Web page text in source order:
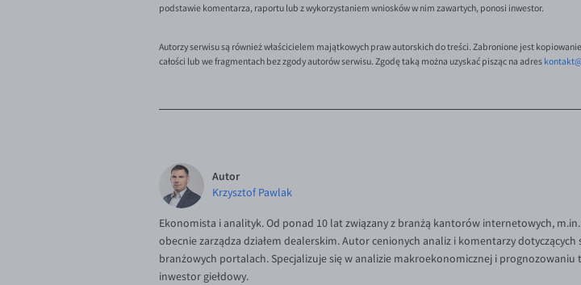
podstawie komentarza, raportu lub z wykorzystaniem wniosków w nim zawartych, ponosi inwestor.
Autorzy serwisu są również właścicielem majątkowych praw autorskich do treści. Zabronione jest
całości lub we fragmentach bez zgody autorów serwisu. Zgodę taką można uzyskać pisząc na adres
Autor
Krzysztof Pawlak
Ekonomista i analityk. Od ponad 10 lat związany z branżą kantorów internetowych,
obecnie zarządza działem dealerskim. Autor cenionych analiz i komentarzy
branżowych portalach. Specjalizuje się w analizie makroekonomicznej i
inwestor giełdowy.